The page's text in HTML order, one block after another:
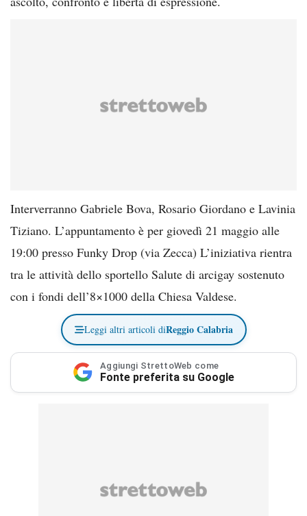
Interverranno Gabriele Bova, Rosario Giordano e Lavinia
Tiziano. L’appuntamento è per giovedì 21 maggio alle
19:00 presso Funky Drop (via Zecca) L’iniziativa rientra
tra le attività dello sportello Salute di arcigay sostenuto
con i fondi dell’8×1000 della Chiesa Valdese.
Leggi altri articoli diReggio Calabria
Aggiungi StrettoWeb come
Fonte preferita su Google